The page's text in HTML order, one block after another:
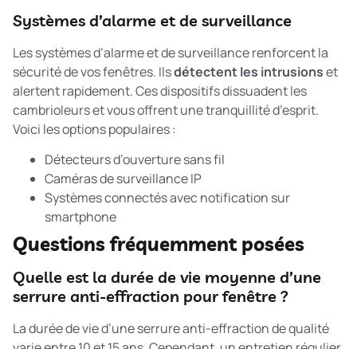
Systèmes d’alarme et de surveillance
Les systèmes d’alarme et de surveillance renforcent la
sécurité de vos fenêtres. Ilsdétectent les intrusionset
alertent rapidement. Ces dispositifs dissuadent les
cambrioleurs et vous offrent une tranquillité d’esprit.
Voici les options populaires :
Détecteurs d’ouverture sans fil
Caméras de surveillance IP
Systèmes connectés avec notification sur
smartphone
Questions fréquemment posées
Quelle est la durée de vie moyenne d’une
serrure anti-effraction pour fenêtre ?
La durée de vie d’une serrure anti-effraction de qualité